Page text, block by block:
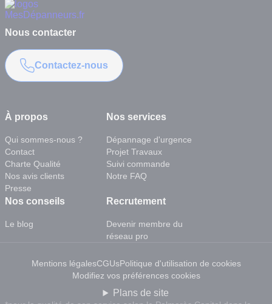
À propos
Qui sommes-nous ?
Contact
Charte Qualité
Nos avis clients
Presse
Nos services
Dépannage d'urgence
Projet Travaux
Suivi commande
Notre FAQ
Nos conseils
Le blog
Recrutement
Devenir membre du
réseau pro
Nous contacter
Contactez-nous
Mentions légalesCGUsPolitique d'utilisation de cookies
Modifiez vos préférences cookies
Plans de site